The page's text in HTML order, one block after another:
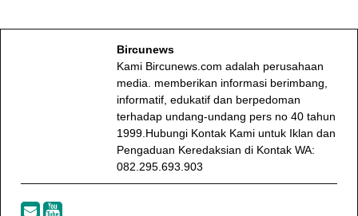
Bircunews
Kami Bircunews.com adalah perusahaan
media. memberikan informasi berimbang,
informatif, edukatif dan berpedoman
terhadap undang-undang pers no 40 tahun
1999.Hubungi Kontak Kami untuk Iklan dan
Pengaduan Keredaksian di Kontak WA:
082.295.693.903